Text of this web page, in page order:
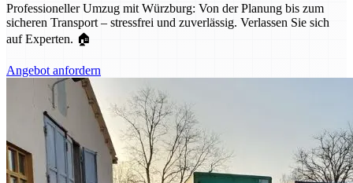
Professioneller Umzug mit Würzburg: Von der Planung bis zum
sicheren Transport – stressfrei und zuverlässig. Verlassen Sie sich
auf Experten. 🏠
Angebot anfordern